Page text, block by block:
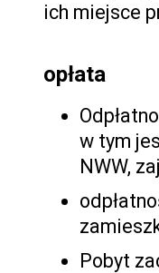
ich miejsce
opłata
w tym
NWW,
Pobyt